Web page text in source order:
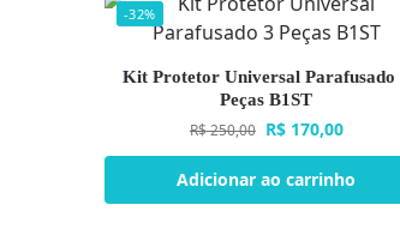
-32%
Kit Protetor Universal Parafusado
Peças B1ST
R$250,00 R$170,00
Adicionar ao carrinho